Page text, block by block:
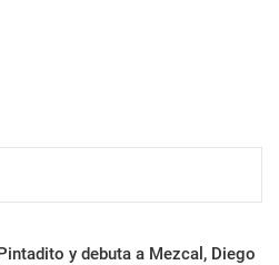
y debuta a Mezcal, Diego